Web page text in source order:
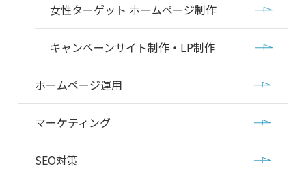
女性ターゲット ホームページ制作
キャンペーンサイト制作・LP制作
ホームページ運用
マーケティング
SEO対策